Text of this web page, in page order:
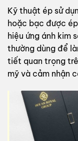
Kỹ thuật ép sử
hoặc bạc được
hiệu ứng ánh kim
thường dùng để
tiết quan trọng
mỹ và cảm nhận